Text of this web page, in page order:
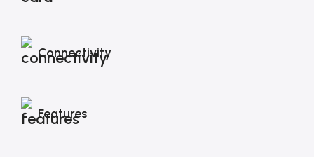
Connectivity
Features